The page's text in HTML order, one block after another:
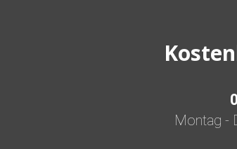
Montag -